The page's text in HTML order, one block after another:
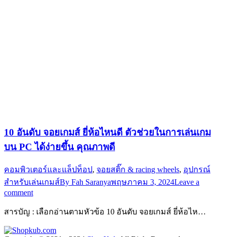
10 อันดับ จอยเกมส์ ยี่ห้อไหนดี ตัวช่วยในการเล่นเกม
บน PC ได้ง่ายขึ้น คุณภาพดี
คอมพิวเตอร์และแล็ปท็อป, จอยสติ๊ก & racing wheels, อุปกรณ์
สำหรับเล่นเกมส์By Fah Saranyaพฤษภาคม 3, 2024Leave a
comment
สารบัญ : เลือกอ่านตามหัวข้อ 10 อันดับ จอยเกมส์ ยี่ห้อไห…